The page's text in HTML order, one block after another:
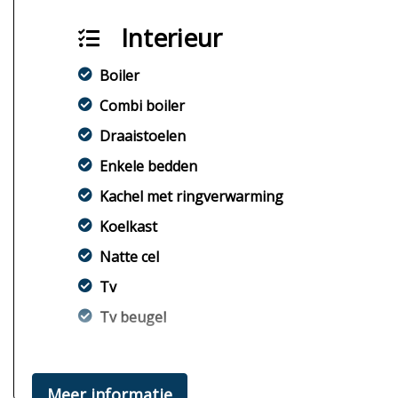
Interieur
Boiler
Combi boiler
Draaistoelen
Enkele bedden
Kachel met ringverwarming
Koelkast
Natte cel
Tv
Tv beugel